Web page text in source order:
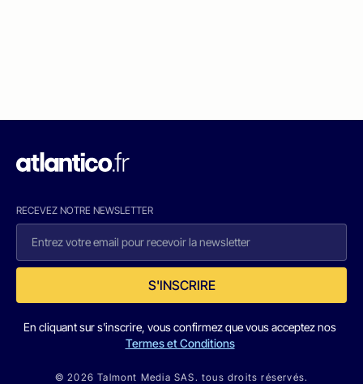
RECEVEZ NOTRE NEWSLETTER
S'INSCRIRE
En cliquant sur s'inscrire, vous confirmez que vous acceptez nos
Termes et Conditions
© 2026 Talmont Media SAS. tous droits réservés.